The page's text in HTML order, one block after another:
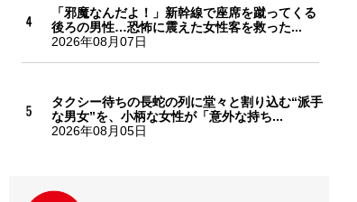
「邪魔なんだよ！」新幹線で座席を蹴ってくる
後ろの男性…恐怖に震えた女性客を救った...
2026年08月07日
タクシー待ちの長蛇の列に堂々と割り込む“派手
な男女”を、小柄な女性が「意外な持ち...
2026年08月05日